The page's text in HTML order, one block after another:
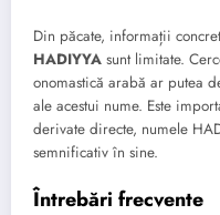
Din păcate, informații
HADIYYA sunt limitate.
onomastică arabă ar putea
ale acestui nume. Este
derivate directe, numele
semnificativ în sine.
Întrebări frecvente